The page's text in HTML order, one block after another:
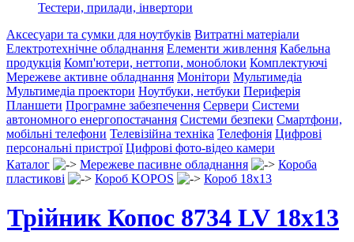
Тестери, прилади, інвертори
Аксесуари та сумки для ноутбуків Витратні матеріали
Електротехнічне обладнання Елементи живлення Кабельна
продукція Комп'ютери, неттопи, моноблоки Комплектуючі
Мережеве активне обладнання Монітори Мультимедіа
Мультимедіа проектори Ноутбуки, нетбуки Периферія
Планшети Програмне забезпечення Сервери Системи
автономного енергопостачання Системи безпеки Смартфони,
мобільні телефони Телевізійна техніка Телефонія Цифрові
персональні пристрої Цифрові фото-відео камери
Каталог
Мережеве пасивне обладнання
Короба
пластикові
Короб KOPOS Короб 18x13
Трійник Копос 8734 LV 18x13